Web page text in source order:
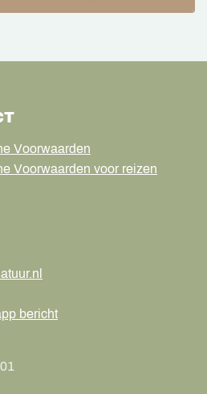
Voorwaarden
Voorwaarden voor reizen
bericht